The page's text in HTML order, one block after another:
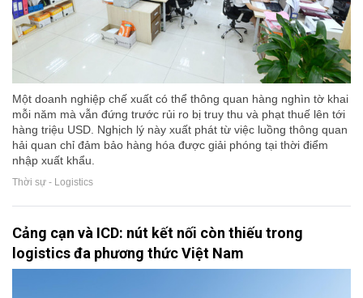
Một doanh nghiệp chế xuất có thể thông quan hàng nghìn tờ khai
mỗi năm mà vẫn đứng trước rủi ro bị truy thu và phạt thuế lên tới
hàng triệu USD. Nghịch lý này xuất phát từ việc luồng thông quan
hải quan chỉ đảm bảo hàng hóa được giải phóng tại thời điểm
nhập xuất khẩu.
Thời sự - Logistics
Cảng cạn và ICD: nút kết nối còn thiếu trong
logistics đa phương thức Việt Nam